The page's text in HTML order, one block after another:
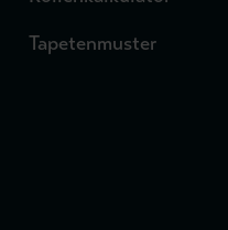
Tapetenmuster